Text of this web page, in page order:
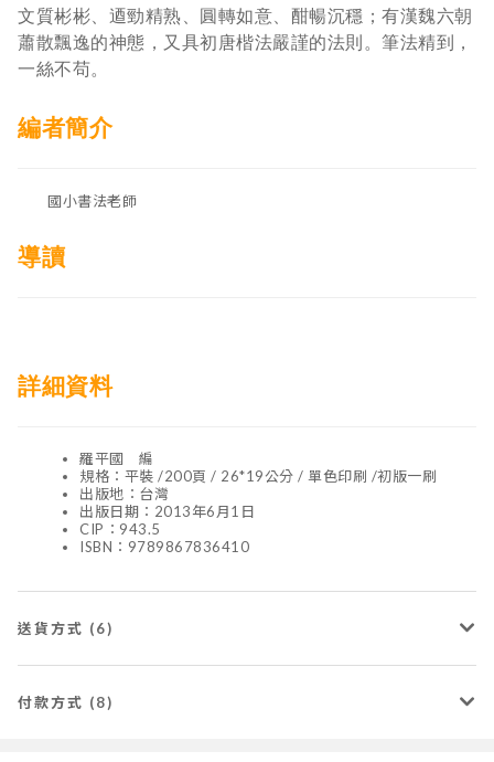
文質彬彬、逎勁精熟、圓轉如意、酣暢沉穩；有漢魏六朝
蕭散飄逸的神態，又具初唐楷法嚴謹的法則。筆法精到，
一絲不苟。
編者簡介
國小書法老師
導讀
詳細資料
羅平國 編
規格：平裝 /200頁 / 26*19公分 / 單色印刷 /初版一刷
出版地：台灣
出版日期：2013年6月1日
CIP：943.5
ISBN：9789867836410
送貨方式 (6)
付款方式 (8)